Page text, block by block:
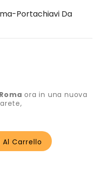
Portachiavi Da
ora in una nuova
Carrello